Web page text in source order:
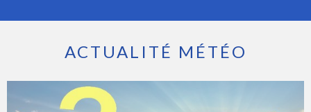
ACTUALITÉ MÉTÉO